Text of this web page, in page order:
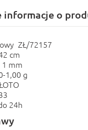
informacje o
ZŁ/72157
cm
mm
1,00 g
24h